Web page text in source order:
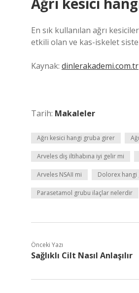
En sık kullanılan ağrı
etkili olan ve kas-iskelet
Kaynak: dinlerakademi.com.tr
Tarih: Makaleler
Ağrı kesici hangi gruba girer
Arveles diş iltihabına iyi gelir mi
Arveles NSAII mi Dolorex hangi
Parasetamol grubu ilaçlar nelerdir
Önceki Yazı
Sağlıklı Cilt Nasıl Anlaşılır